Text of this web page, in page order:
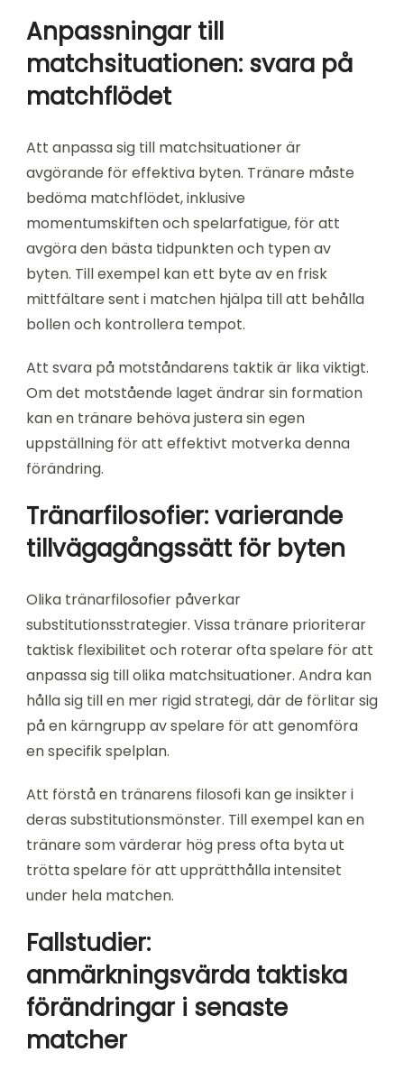
Anpassningar till
matchsituationen: svara på
matchflödet
Att anpassa sig till matchsituationer är
avgörande för effektiva byten. Tränare måste
bedöma matchflödet, inklusive
momentumskiften och spelarfatigue, för att
avgöra den bästa tidpunkten och typen av
byten. Till exempel kan ett byte av en frisk
mittfältare sent i matchen hjälpa till att behålla
bollen och kontrollera tempot.
Att svara på motståndarens taktik är lika viktigt.
Om det motstående laget ändrar sin formation
kan en tränare behöva justera sin egen
uppställning för att effektivt motverka denna
förändring.
Tränarfilosofier: varierande
tillvägagångssätt för byten
Olika tränarfilosofier påverkar
substitutionsstrategier. Vissa tränare prioriterar
taktisk flexibilitet och roterar ofta spelare för att
anpassa sig till olika matchsituationer. Andra kan
hålla sig till en mer rigid strategi, där de förlitar sig
på en kärngrupp av spelare för att genomföra
en specifik spelplan.
Att förstå en tränarens filosofi kan ge insikter i
deras substitutionsmönster. Till exempel kan en
tränare som värderar hög press ofta byta ut
trötta spelare för att upprätthålla intensitet
under hela matchen.
Fallstudier:
anmärkningsvärda taktiska
förändringar i senaste
matcher